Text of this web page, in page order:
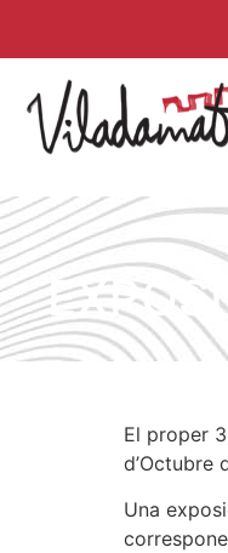
El proper
d’Octubre
Una